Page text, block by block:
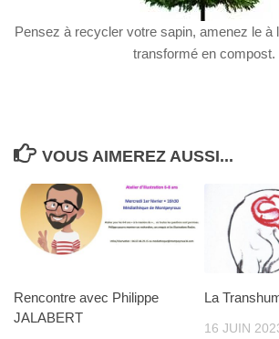
Pensez à recycler votre sapin, amenez le à
transformé en compost.
VOUS AIMEREZ AUSSI...
Rencontre avec Philippe
JALABERT
La
16 JUIN